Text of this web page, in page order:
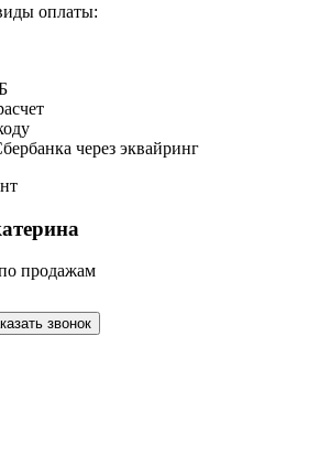
оплаты:
через эквайринг
продажам
звонок